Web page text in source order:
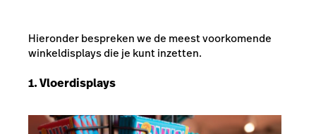
Hieronder bespreken we de meest voorkomende
winkeldisplays die je kunt inzetten.
1. Vloerdisplays